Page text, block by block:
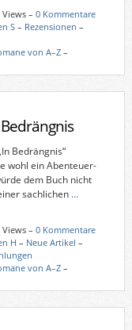
– 0 Kommentare
S– Rezensionen –
von A–Z–
Bedrängnis“
wohl ein Abenteuer-
dem Buch nicht
sachlichen …
– 0 Kommentare
H – Neue Artikel –
von A–Z–